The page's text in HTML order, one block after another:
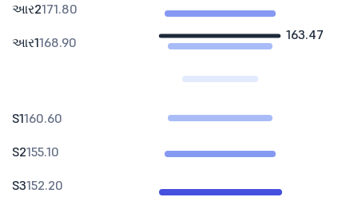
163.47
આર2171.80
આર1168.90
S1160.60
S2155.10
S3152.20